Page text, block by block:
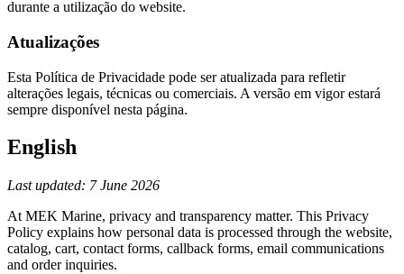
durante a utilização do website.
Atualizações
Esta Política de Privacidade pode ser atualizada para refletir
alterações legais, técnicas ou comerciais. A versão em vigor estará
sempre disponível nesta página.
English
Last updated: 7 June 2026
At MEK Marine, privacy and transparency matter. This Privacy
Policy explains how personal data is processed through the website,
catalog, cart, contact forms, callback forms, email communications
and order inquiries.